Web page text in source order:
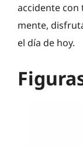
accidente con
mente,
el día de hoy.